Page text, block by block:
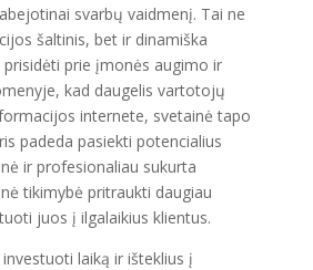
svarbų vaidmenį. Tai ne
šaltinis, bet ir dinamiška
prie įmonės augimo ir
kad daugelis vartotojų
internete, svetainė tapo
padeda pasiekti potencialius
ir profesionaliau sukurta
tikimybė pritraukti daugiau
juos į ilgalaikius klientus.
laiką ir išteklius į